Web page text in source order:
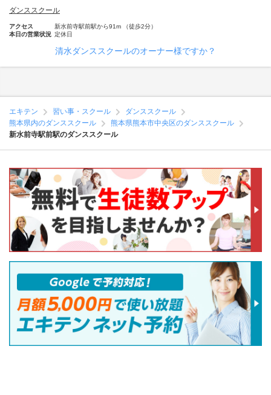
ダンススクール
アクセス
新水前寺駅前駅から91m （徒歩2分）
本日の営業状況 定休日
清水ダンススクールのオーナー様ですか？
エキテン 習い事・スクール
ダンススクール
熊本県内のダンススクール
熊本県熊本市中央区のダンススクール
新水前寺駅前駅のダンススクール